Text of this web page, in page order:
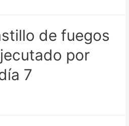
de fuegos
por
7